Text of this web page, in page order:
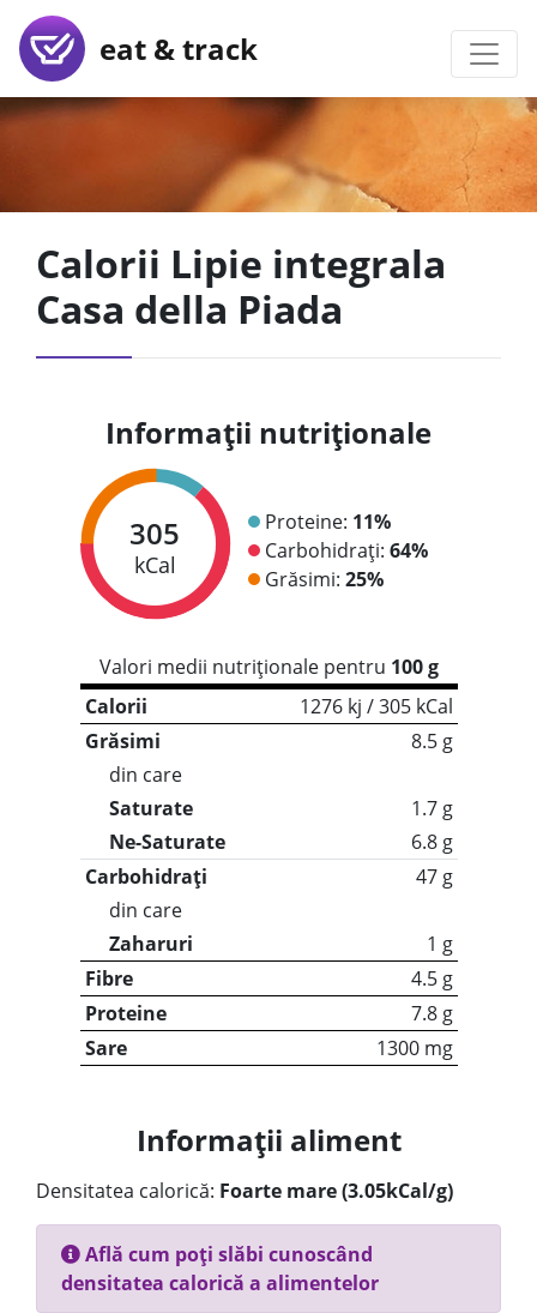
eat & track
Calorii Lipie integrala
Casa della Piada
Informații nutriționale
305
kCal
Proteine: 11%
Carbohidrați: 64%
Grăsimi: 25%
Valori medii nutriționale pentru 100 g
Calorii
1276 kj / 305 kCal
Grăsimi
8.5 g
din care
Saturate
1.7 g
Ne-Saturate
6.8 g
Carbohidrați
47 g
din care
Zaharuri
1 g
Fibre
4.5 g
Proteine
7.8 g
Sare
1300 mg
Informații aliment
Densitatea calorică: Foarte mare (3.05kCal/g)
Află cum poți slăbi cunoscând
densitatea calorică a alimentelor